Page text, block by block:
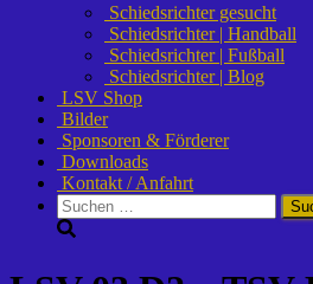
Schiedsrichter gesucht
Schiedsrichter | Handball
Schiedsrichter | Fußball
Schiedsrichter | Blog
LSV Shop
Bilder
Sponsoren & Förderer
Downloads
Kontakt / Anfahrt
Suchen
nach: